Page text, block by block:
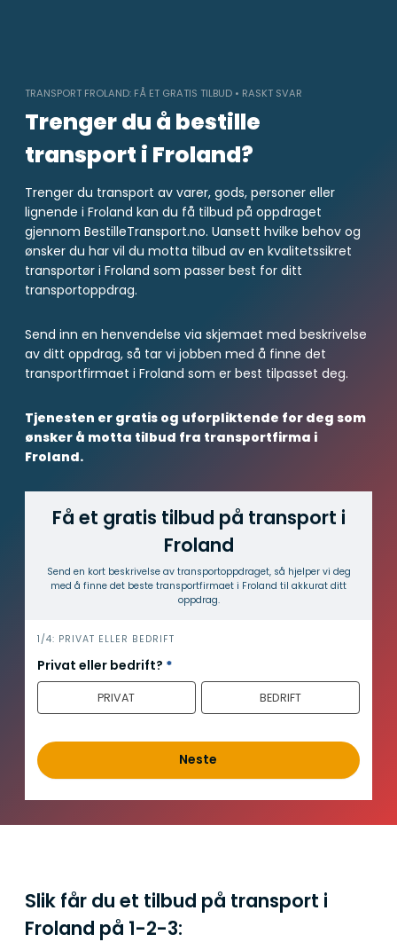
TRANSPORT FROLAND: FÅ ET GRATIS TILBUD • RASKT SVAR
Trenger du å bestille
transport i Froland?
Trenger du transport av varer, gods, personer eller
lignende i Froland kan du få tilbud på oppdraget
gjennom BestilleTransport.no. Uansett hvilke behov og
ønsker du har vil du motta tilbud av en kvalitetssikret
transportør i Froland som passer best for ditt
transportoppdrag.
Send inn en henvendelse via skjemaet med beskrivelse
av ditt oppdrag, så tar vi jobben med å finne det
transportfirmaet i Froland som er best tilpasset deg.
Tjenesten er gratis og uforpliktende for deg som
ønsker å motta tilbud fra transportfirma i
Froland.
Få et gratis tilbud på transport i
Froland
Send en kort beskrivelse av transport­oppdraget, så hjelper vi deg
med å finne det beste transport­firmaet i Froland til akkurat ditt
oppdrag.
h
e
r
1/4: PRIVAT ELLER BEDRIFT
Privat eller bedrift? *
PRIVAT BEDRIFT
Neste
Slik får du et tilbud på transport i
Froland på 1-2-3: